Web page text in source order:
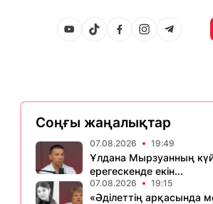
Соңғы жаңалықтар
07.08.2026 19:49
Ұлдана Мырзуанның
ерегескенде екін...
07.08.2026 19:15
«Әділеттің арқасында